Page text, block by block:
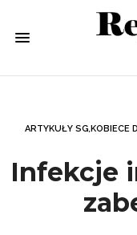
ARTYKUŁY SG,KOBIECE
Infekcje